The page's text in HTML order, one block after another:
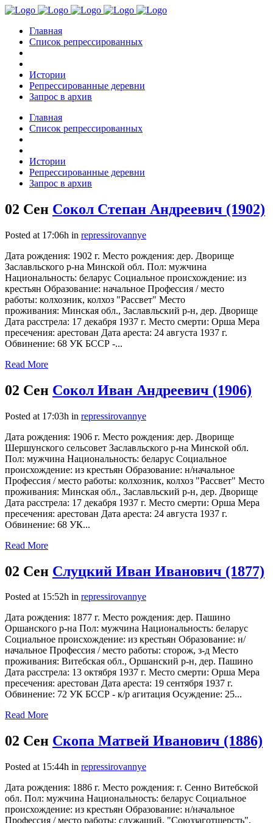
Главная
Список репрессированных
Истории
Репрессированные деревни
Запрос в архив
Главная
Список репрессированных
Истории
Репрессированные деревни
Запрос в архив
02 Сен Сокол Степан Андреевич (1902)
Posted at 17:06h in repressirovannye
Дата рождения: 1902 г. Место рождения: дер. Дворище
Заславльского р-на Минской обл. Пол: мужчина
Национальность: беларус Социальное происхождение: из
крестьян Образование: начальное Профессия / место
работы: колхозник, колхоз "Рассвет" Место
проживания: Минская обл., Заславльский р-н, дер. Дворище
Дата расстрела: 17 декабря 1937 г. Место смерти: Орша Мера
пресечения: арестован Дата ареста: 24 августа 1937 г.
Обвинение: 68 УК БССР -...
Read More
02 Сен Сокол Иван Андреевич (1906)
Posted at 17:03h in repressirovannye
Дата рождения: 1906 г. Место рождения: дер. Дворище
Шершунского сельсовет Заславльского р-на Минской обл.
Пол: мужчина Национальность: беларус Социальное
происхождение: из крестьян Образование: н/начальное
Профессия / место работы: колхозник, колхоз "Рассвет" Место
проживания: Минская обл., Заславльский р-н, дер. Дворище
Дата расстрела: 17 декабря 1937 г. Место смерти: Орша Мера
пресечения: арестован Дата ареста: 24 августа 1937 г.
Обвинение: 68 УК...
Read More
02 Сен Слуцкий Иван Иванович (1877)
Posted at 15:52h in repressirovannye
Дата рождения: 1877 г. Место рождения: дер. Пашино
Оршанского р-на Пол: мужчина Национальность: беларус
Социальное происхождение: из крестьян Образование: н/
начальное Профессия / место работы: сторож, з-д Место
проживания: Витебская обл., Оршанский р-н, дер. Пашино
Дата расстрела: 13 октября 1937 г. Место смерти: Орша Мера
пресечения: арестован Дата ареста: 19 сентября 1937 г.
Обвинение: 72 УК БССР - к/р агитация Осуждение: 25...
Read More
02 Сен Скопа Матвей Иванович (1886)
Posted at 15:44h in repressirovannye
Дата рождения: 1886 г. Место рождения: г. Сенно Витебской
обл. Пол: мужчина Национальность: беларус Социальное
происхождение: из крестьян Образование: н/начальное
Профессия / место работы: служащий, "Союззаготшерсть",